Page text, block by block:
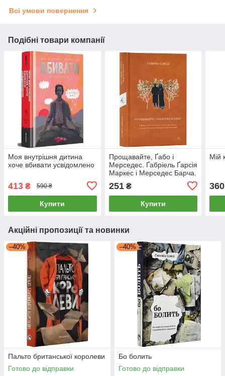
Всі умови повернення
Подібні товари компанії
Моя внутрішня дитина
хоче вбивати усвідомлено
413 ₴ 590 ₴
Купити
Прощавайте, Ґабо і
Мерседес. Ґабріель Ґарсія
Маркес і Мерседес Барча.
Історія кохання у спогадах
їхнього сина
251₴
Купити
Мій
360
Акційні пропозиції та новинки
–40%
Пальто британської королеви
Готово до відправки
–40%
Бо болить
Готово до відправки